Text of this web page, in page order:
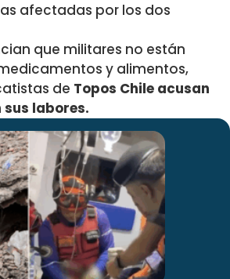
afectadas por los dos
que militares no están
y alimentos,
de Topos Chile acusan
labores.